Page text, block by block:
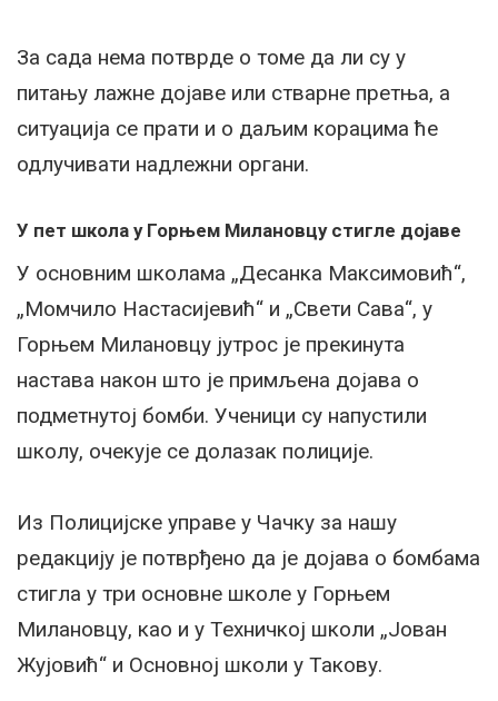
За сада нема потврде о томе да ли су у
питању лажне дојаве или стварне претња, а
ситуација се прати и о даљим корацима ће
одлучивати надлежни органи.
У пет школа у Горњем Милановцу стигле дојаве
У основним школама „Десанка Максимовић“,
„Момчило Настасијевић“ и „Свети Сава“, у
Горњем Милановцу јутрос је прекинута
настава након што је примљена дојава о
подметнутој бомби. Ученици су напустили
школу, очекује се долазак полиције.
Из Полицијске управе у Чачку за нашу
редакцију је потврђено да је дојава о бомбама
стигла у три основне школе у Горњем
Милановцу, као и у Техничкој школи „Јован
Жујовић“ и Основној школи у Такову.